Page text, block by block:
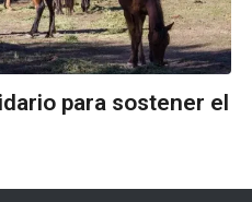
para sostener el